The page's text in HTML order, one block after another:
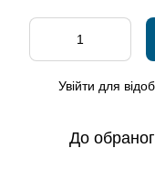
Увійти для
До